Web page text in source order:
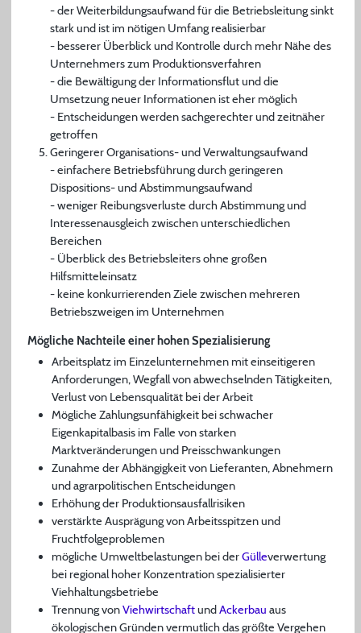
- der Weiterbildungsaufwand für die Betriebsleitung sinkt
stark und ist im nötigen Umfang realisierbar
- besserer Überblick und Kontrolle durch mehr Nähe des
Unternehmers zum Produktionsverfahren
- die Bewältigung der Informationsflut und die
Umsetzung neuer Informationen ist eher möglich
- Entscheidungen werden sachgerechter und zeitnäher
getroffen
Geringerer Organisations- und Verwaltungsaufwand
- einfachere Betriebsführung durch geringeren
Dispositions- und Abstimmungsaufwand
- weniger Reibungsverluste durch Abstimmung und
Interessenausgleich zwischen unterschiedlichen
Bereichen
- Überblick des Betriebsleiters ohne großen
Hilfsmitteleinsatz
- keine konkurrierenden Ziele zwischen mehreren
Betriebszweigen im Unternehmen
Mögliche Nachteile einer hohen Spezialisierung
Arbeitsplatz im Einzelunternehmen mit einseitigeren
Anforderungen, Wegfall von abwechselnden Tätigkeiten,
Verlust von Lebensqualität bei der Arbeit
Mögliche Zahlungsunfähigkeit bei schwacher
Eigenkapitalbasis im Falle von starken
Marktveränderungen und Preisschwankungen
Zunahme der Abhängigkeit von Lieferanten, Abnehmern
und agrarpolitischen Entscheidungen
Erhöhung der Produktionsausfallrisiken
verstärkte Ausprägung von Arbeitsspitzen und
Fruchtfolgeproblemen
mögliche Umweltbelastungen bei derGülleverwertung
bei regional hoher Konzentration spezialisierter
Viehhaltungsbetriebe
Trennung vonViehwirtschaftundAckerbau aus
ökologischen Gründen vermutlich das größte Vergehen